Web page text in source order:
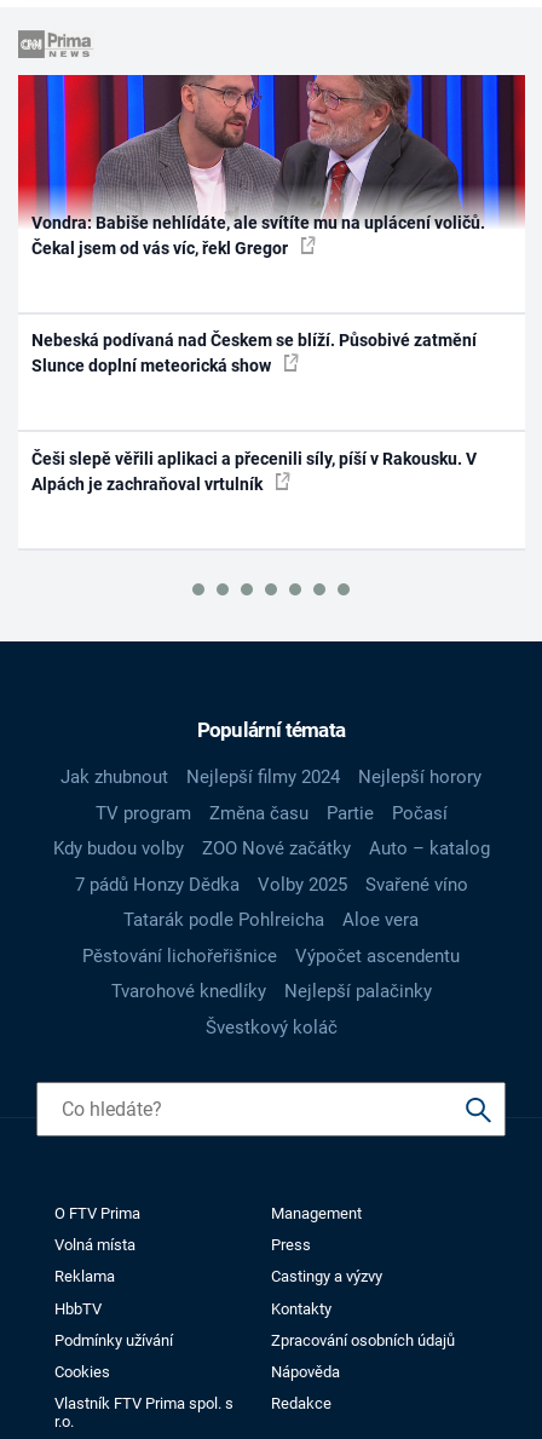
Vondra: Babiše nehlídáte, ale svítíte mu na uplácení voličů.
Čekal jsem od vás víc, řekl Gregor
Nebeská podívaná nad Českem se blíží. Působivé zatmění
Slunce doplní meteorická show
Češi slepě věřili aplikaci a přecenili síly, píší v Rakousku. V
Alpách je zachraňoval vrtulník
Populární témata
Jak zhubnout Nejlepší filmy 2024
Nejlepší horory
TV program
Změna času Partie
Počasí
Kdy budou volby
ZOO Nové začátky
Auto – katalog
7 pádů Honzy Dědka
Volby 2025
Svařené víno
Tatarák podle Pohlreicha
Aloe vera
Pěstování lichořeřišnice
Výpočet ascendentu
Tvarohové knedlíky
Nejlepší palačinky
Švestkový koláč
O FTV Prima
Management
Volná místa
Press
Reklama
Castingy a výzvy
HbbTV
Kontakty
Podmínky užívání
Zpracování osobních údajů
Cookies
Nápověda
Vlastník FTV Prima spol. s
r.o.
Redakce